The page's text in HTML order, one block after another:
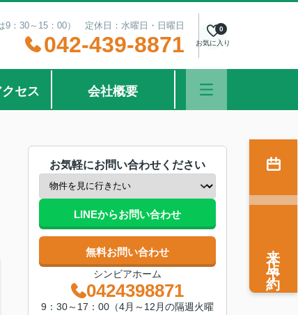
9：30～15：00） 定休日：水曜日・日曜日
042-439-8871 お気に入り
0
セス 会社概要
お気軽にお問い合わせください
LINEからお問い合わせ
無料お問い合わせ
シンビアホーム
0424398871
9：30～17：00（4月～12月の隔週火曜
来店予約